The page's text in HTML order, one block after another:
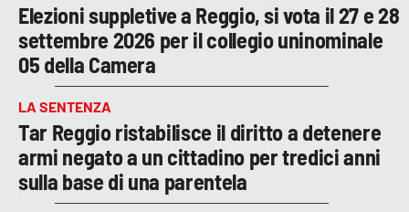
Elezioni suppletive a Reggio, si vota il 27 e 28
settembre 2026 per il collegio uninominale
05 della Camera
LA SENTENZA
Tar Reggio ristabilisce il diritto a detenere
armi negato a un cittadino per tredici anni
sulla base di una parentela